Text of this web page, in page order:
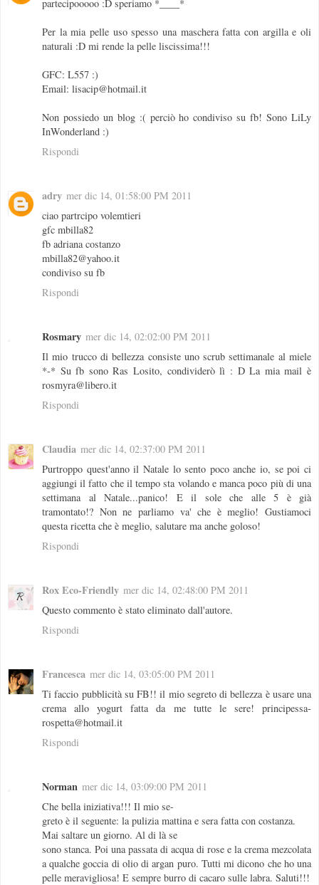
partecipooooo :D speriamo *____*
Per la mia pelle uso spesso una maschera fatta con argilla e oli
naturali :D mi rende la pelle liscissima!!!
GFC: L557 :)
Email: lisacip@hotmail.it
Non possiedo un blog :( perciò ho condiviso su fb! Sono LiLy
InWonderland :)
Rispondi
adry mer dic 14, 01:58:00 PM 2011
ciao partrcipo volemtieri
gfc mbilla82
fb adriana costanzo
mbilla82@yahoo.it
condiviso su fb
Rispondi
Rosmary mer dic 14, 02:02:00 PM 2011
Il mio trucco di bellezza consiste uno scrub settimanale al miele
*-* Su fb sono Ras Losito, condividerò lì : D La mia mail è
rosmyra@libero.it
Rispondi
Claudia mer dic 14, 02:37:00 PM 2011
Purtroppo quest'anno il Natale lo sento poco anche io, se poi ci
aggiungi il fatto che il tempo sta volando e manca poco più di una
settimana al Natale...panico! E il sole che alle 5 è già
tramontato!? Non ne parliamo va' che è meglio! Gustiamoci
questa ricetta che è meglio, salutare ma anche goloso!
Rispondi
Rox Eco-Friendly mer dic 14, 02:48:00 PM 2011
Questo commento è stato eliminato dall'autore.
Rispondi
Francesca mer dic 14, 03:05:00 PM 2011
Ti faccio pubblicità su FB!! il mio segreto di bellezza è usare una
crema allo yogurt fatta da me tutte le sere! principessa-
rospetta@hotmail.it
Rispondi
Norman mer dic 14, 03:09:00 PM 2011
Che bella iniziativa!!! Il mio se-
greto è il seguente: la pulizia mattina e sera fatta con costanza.
Mai saltare un giorno. Al di là se
sono stanca. Poi una passata di acqua di rose e la crema mezcolata
a qualche goccia di olio di argan puro. Tutti mi dicono che ho una
pelle meravigliosa! E sempre burro di cacaro sulle labra. Saluti!!!